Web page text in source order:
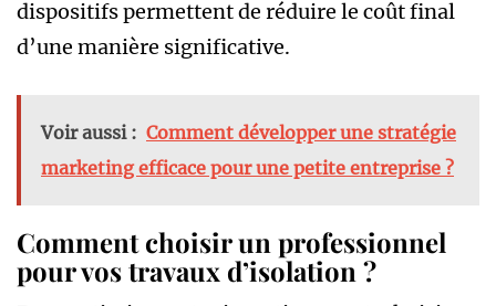
dispositifs permettent de réduire le coût final
d’une manière significative.
Voir aussi : Comment développer une stratégie
marketing efficace pour une petite entreprise ?
Comment choisir un professionnel
pour vos travaux d’isolation ?